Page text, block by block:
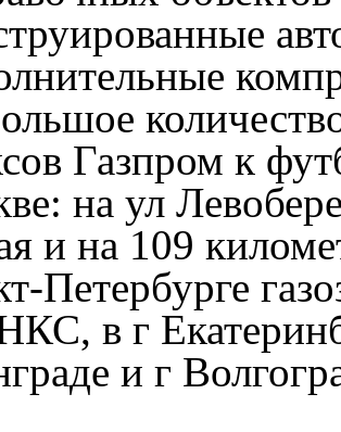
Газпром к
на ул
и на 109
Петербурге
в г
и г